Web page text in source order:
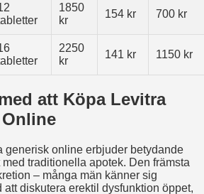
1850
kr
154 kr 700 kr
2250
kr
141 kr 1150 kr
att Köpa Levitra
generisk online erbjuder betydande
traditionella apotek. Den främsta
– många män känner sig
att diskutera erektil dysfunktion öppet,